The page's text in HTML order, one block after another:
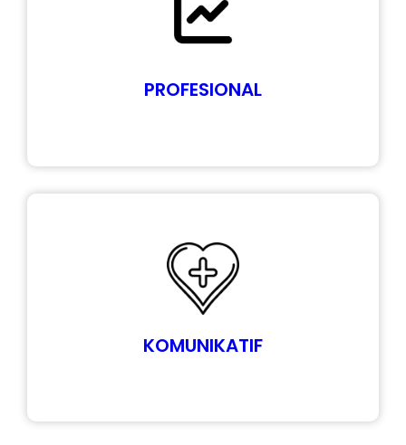
PROFESIONAL
KOMUNIKATIF